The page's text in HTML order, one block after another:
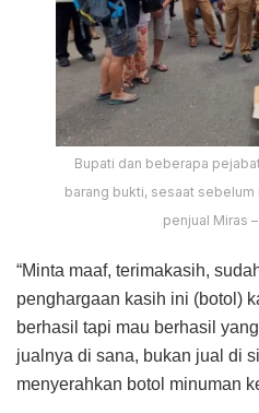
Bupati dan beberapa
barang bukti, sesaat
penjual Miras
“Minta maaf, terimakasih,
penghargaan kasih ini (botol)
berhasil tapi mau berhasil
jualnya di sana, bukan jual di
menyerahkan botol minuman